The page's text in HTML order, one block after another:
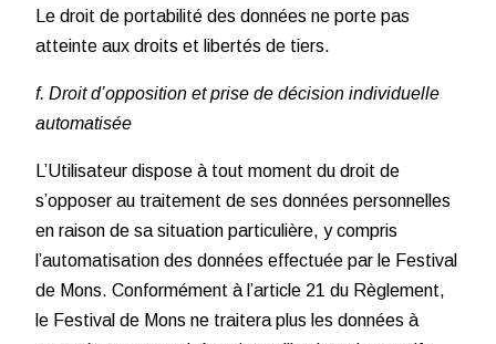
Le droit de portabilité des données ne porte pas
atteinte aux droits et libertés de tiers.
f. Droit d’opposition et prise de décision individuelle
automatisée
L’Utilisateur dispose à tout moment du droit de
s’opposer au traitement de ses données personnelles
en raison de sa situation particulière, y compris
l’automatisation des données effectuée par le Festival
de Mons. Conformément à l’article 21 du Règlement,
le Festival de Mons ne traitera plus les données à